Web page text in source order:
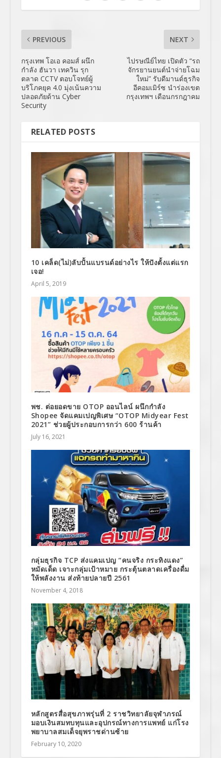
PREVIOUS
กรุงเทพ โอเอ คอมส์ ผนึก
กำลัง ฮันวา เทควิน รุก
ตลาด CCTV ตอบโจทย์ผู้
บริโภคยุค 4.0 มุ่งเน้นความ
ปลอดภัยด้าน Cyber
Security
NEXT
ไปรษณีย์ไทย เปิดตัว “รถ
จักรยานยนต์นำจ่ายโฉม
ใหม่” รับดีมานด์ธุรกิจ
อีคอมเมิร์ซ นำร่องเขต
กรุงเทพฯ เดือนกรกฎาคม
RELATED POSTS
10 เคล็ด(ไม่)ลับปั้นแบรนด์อย่างไร ให้ปังตั้งแต่แรก
เจอ!
April 5, 2019
พช. ต่อยอดขาย OTOP ออนไลน์ ผนึกกำลัง
Shopee จัดแคมเปญพิเศษ “OTOP Midyear Fest
2021” ช่วยผู้ประกอบการกว่า 600 ร้านค้า
July 16, 2021
กลุ่มธุรกิจ TCP ส่งแคมเปญ “คนจริง กระทิงแดง”
หมัดเด็ด เจาะกลุ่มเป้าหมาย กระตุ้นตลาดเครื่องดื่ม
ให้พลังงาน ส่งท้ายปลายปี 2561
November 4, 2018
หลักสูตรสื่อสุขภาพรุ่นที่ 2 ราชวิทยาลัยจุฬาภรณ์
มอบเงินสมทบทุนและอุปกรณ์ทางการแพทย์ แก่โรง
พยาบาลสมเด็จยุพราชด่านซ้าย
February 10, 2020